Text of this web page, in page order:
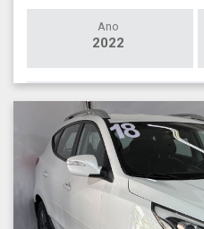
Ano
2022